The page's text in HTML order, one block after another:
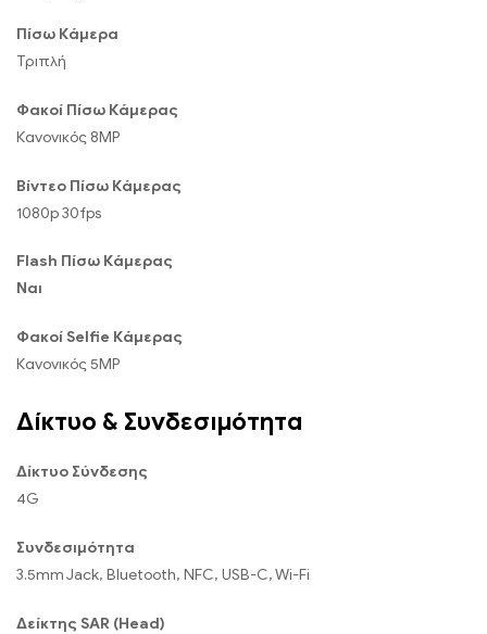
Πίσω Κάμερα
Τριπλή
Φακοί Πίσω Κάμερας
Κανονικός 8MP
Βίντεο Πίσω Κάμερας
1080p 30fps
Flash Πίσω Κάμερας
Ναι
Φακοί Selfie Κάμερας
Κανονικός 5MP
Δίκτυο & Συνδεσιμότητα
Δίκτυο Σύνδεσης
4G
Συνδεσιμότητα
3.5mm Jack, Bluetooth, NFC, USB-C, Wi-Fi
Δείκτης SAR (Head)